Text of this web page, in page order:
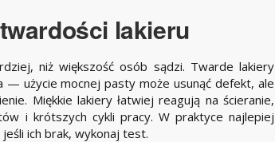
lakieru
niż większość osób sądzi. Twarde lakiery
użycie mocnej pasty może usunąć defekt, ale
Miękkie lakiery łatwiej reagują na ścieranie,
i krótszych cykli pracy. W praktyce najlepiej
ich brak, wykonaj test.